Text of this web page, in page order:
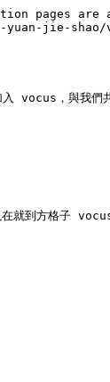
pages are
jie-shao/
vocus，與我們
在就到方格子